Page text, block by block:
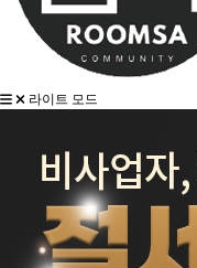
라이트 모드